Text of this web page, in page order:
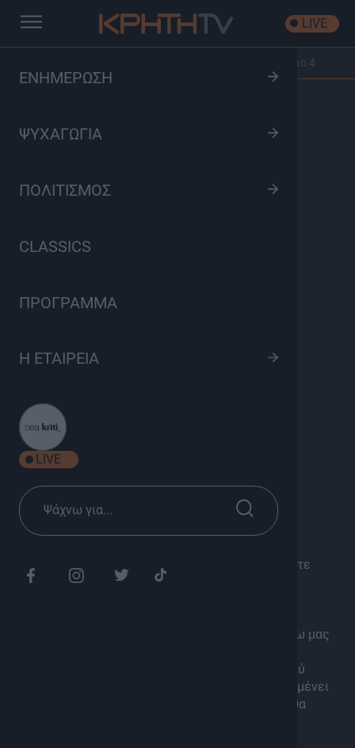
ΕΝΗΜΕΡΩΣΗ
ΨΥΧΑΓΩΓΙΑ
ΠΟΛΙΤΙΣΜΟΣ
CLASSICS
ΠΡΟΓΡΑΜΜΑ
Η ΕΤΑΙΡΕΙΑ
LIVE
LIVE
Επεισόδιο: Ε4 | Επεισόδιο 4
K Οδοιπορικό, Πολιτισμός
Σεζόν 2024
Διάρκεια: 50'
Αφήνοντας οριστικά πίσω μας το νομό Χανίων,
Φεύγοντας από την Αργυρούπολη κατευθυνόμαστε
προς τον Αι Γιάννη και το εντυπωσιακό
φτάνουμε στο πανέμορφο Σπήλι. Αφήνοντας πίσω μας
φτάνουμε στο Γερακάρι. Βρισκόμαστε πλέον πολύ
κοντά στον Ψηλορείτη. Εκεί, δυστυχώς, μας περιμένει
για άλλη μια φορά, μια δυσάρεστη έκπληξη που θα